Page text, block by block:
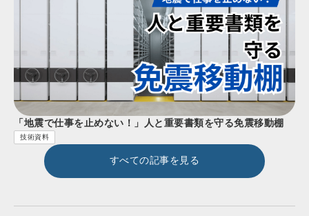
「地震で仕事を止めない！」人と重要書類を守る免震移動棚
技術資料
すべての記事を見る